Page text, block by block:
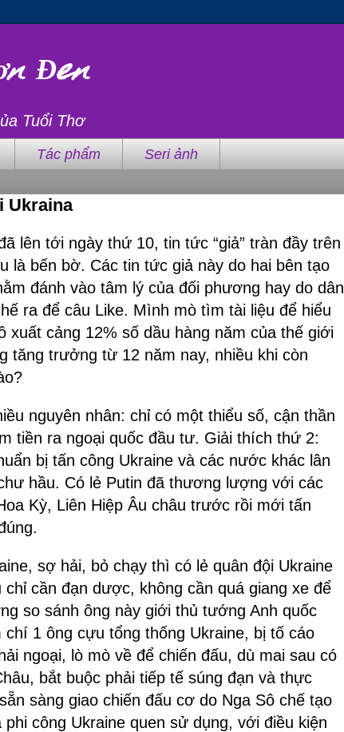
Đen
Tuổi Thơ
Tác phẩm Seri ảnh
Ukraina
lên tới ngày thứ 10, tin tức “giả” tràn đầy trên
là bến bờ. Các tin tức giả này do hai bên tạo
đánh vào tâm lý của đối phương hay do dân
ra để câu Like. Mình mò tìm tài liệu để hiểu
xuất cảng 12% số dầu hàng năm của thế giới
tăng trưởng từ 12 năm nay, nhiều khi còn
nguyên nhân: chỉ có một thiểu số, cận thần
tiền ra ngoại quốc đầu tư. Giải thích thứ 2:
bị tấn công Ukraine và các nước khác lân
hầu. Có lẻ Putin đã thương lượng với các
Kỳ, Liên Hiệp Âu châu trước rồi mới tấn
sợ hải, bỏ chạy thì có lẻ quân đội Ukraine
cần đạn dược, không cần quá giang xe để
so sánh ông này giới thủ tướng Anh quốc
chí 1 ông cựu tổng thống Ukraine, bị tố cáo
ngoại, lò mò về để chiến đấu, dù mai sau có
bắt buộc phải tiếp tế súng đạn và thực
sàng giao chiến đấu cơ do Nga Sô chế tạo
công Ukraine quen sử dụng, với điều kiện